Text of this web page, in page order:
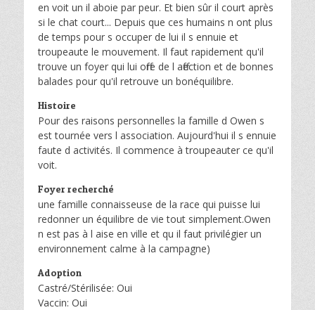
en voit un il aboie par peur. Et bien sûr il court après
si le chat court... Depuis que ces humains n ont plus
de temps pour s occuper de lui il s ennuie et
troupeaute le mouvement. Il faut rapidement qu'il
trouve un foyer qui lui offre de l affection et de bonnes
balades pour qu'il retrouve un bonéquilibre.
Histoire
Pour des raisons personnelles la famille d Owen s
est tournée vers l association. Aujourd'hui il s ennuie
faute d activités. Il commence à troupeauter ce qu'il
voit.
Foyer recherché
une famille connaisseuse de la race qui puisse lui
redonner un équilibre de vie tout simplement.Owen
n est pas à l aise en ville et qu il faut privilégier un
environnement calme à la campagne)
Adoption
Castré/Stérilisée: Oui
Vaccin: Oui